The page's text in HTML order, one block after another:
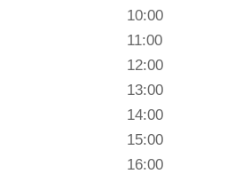
10:00
11:00
12:00
13:00
14:00
15:00
16:00